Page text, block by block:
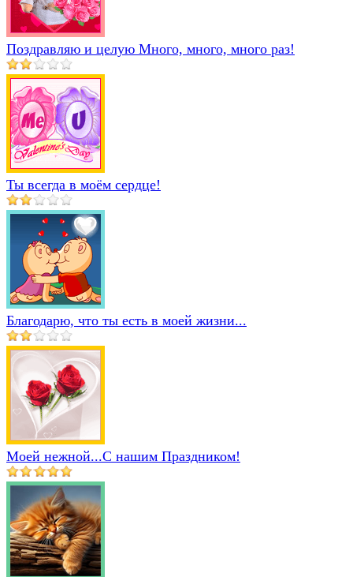
Поздравляю и целую Много, много, много раз!
Ты всегда в моём сердце!
Благодарю, что ты есть в моей жизни...
Моей нежной...С нашим Праздником!